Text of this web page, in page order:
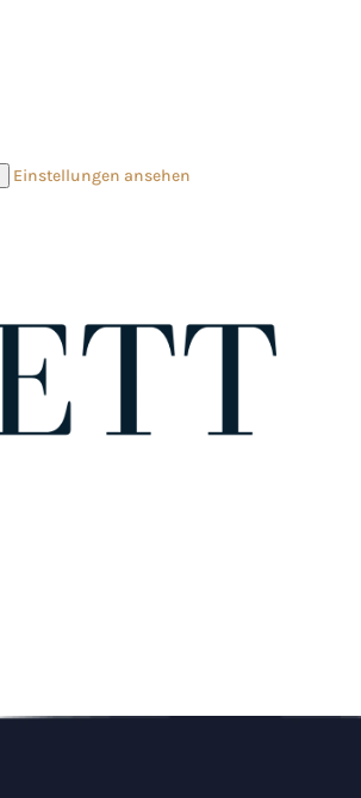
Einstellungen ansehen